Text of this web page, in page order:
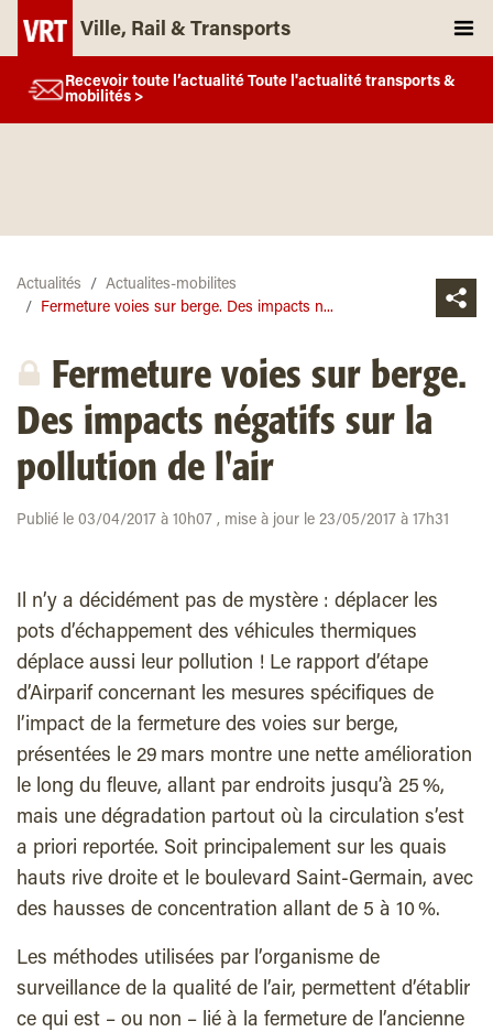
Ville, Rail & Transports
Recevoir toute l’actualité Toute l'actualité transports &
mobilités >
Actualités
Actualites-mobilites
Fermeture voies sur berge. Des impacts n...
Fermeture voies sur berge.
Des impacts négatifs sur la
pollution de l'air
Publié le 03/04/2017 à 10h07 , mise à jour le 23/05/2017 à 17h31
Il n’y a décidément pas de mystère : déplacer les
pots d’échappement des véhicules thermiques
déplace aussi leur pollution ! Le rapport d’étape
d’Airparif concernant les mesures spécifiques de
l’impact de la fermeture des voies sur berge,
présentées le 29 mars montre une nette amélioration
le long du fleuve, allant par endroits jusqu’à 25 %,
mais une dégradation partout où la circulation s’est
a priori reportée. Soit principalement sur les quais
hauts rive droite et le boulevard Saint-Germain, avec
des hausses de concentration allant de 5 à 10 %.
Les méthodes utilisées par l’organisme de
surveillance de la qualité de l’air, permettent d’établir
ce qui est – ou non – lié à la fermeture de l’ancienne